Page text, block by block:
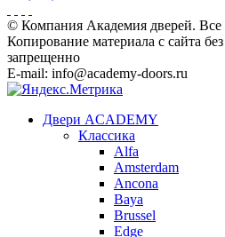
© Компания Академия дверей.
Копирование материала с сайта
запрещенно
E-mail: info@academy-doors.ru
Двери ACADEMY
Классика
Alfa
Amsterdam
Ancona
Baya
Brussel
Edge